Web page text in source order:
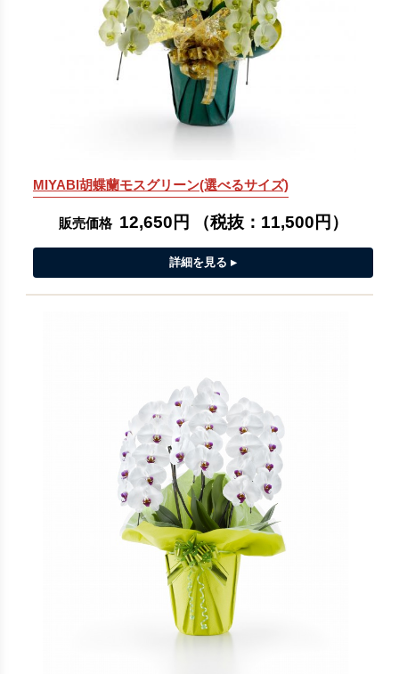
MIYABI胡蝶蘭モスグリーン(選べるサイズ)
販売価格 12,650円 （税抜： 11,500円 ）